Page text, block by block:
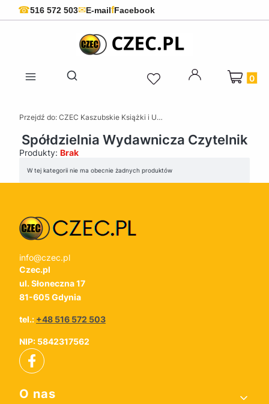
☎516 572 503✉E-mailfFacebook
Otwórz wyszukiwarkę
Produkty
Przejdź do: CZEC Kaszubskie Książki i Upominki - Pamiątki z Kaszub
Spółdzielnia Wydawnicza Czytelnik
Produkty: Brak
Lista produktów
W tej kategorii nie ma obecnie żadnych produktów
info@czec.pl
Czec.pl
ul. Słoneczna 17
81-605 Gdynia
tel.: +48 516 572 503
NIP: 5842317562
Linki w stopce
O nas